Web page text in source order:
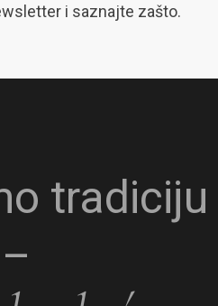
i saznajte zašto.
tradiciju
–